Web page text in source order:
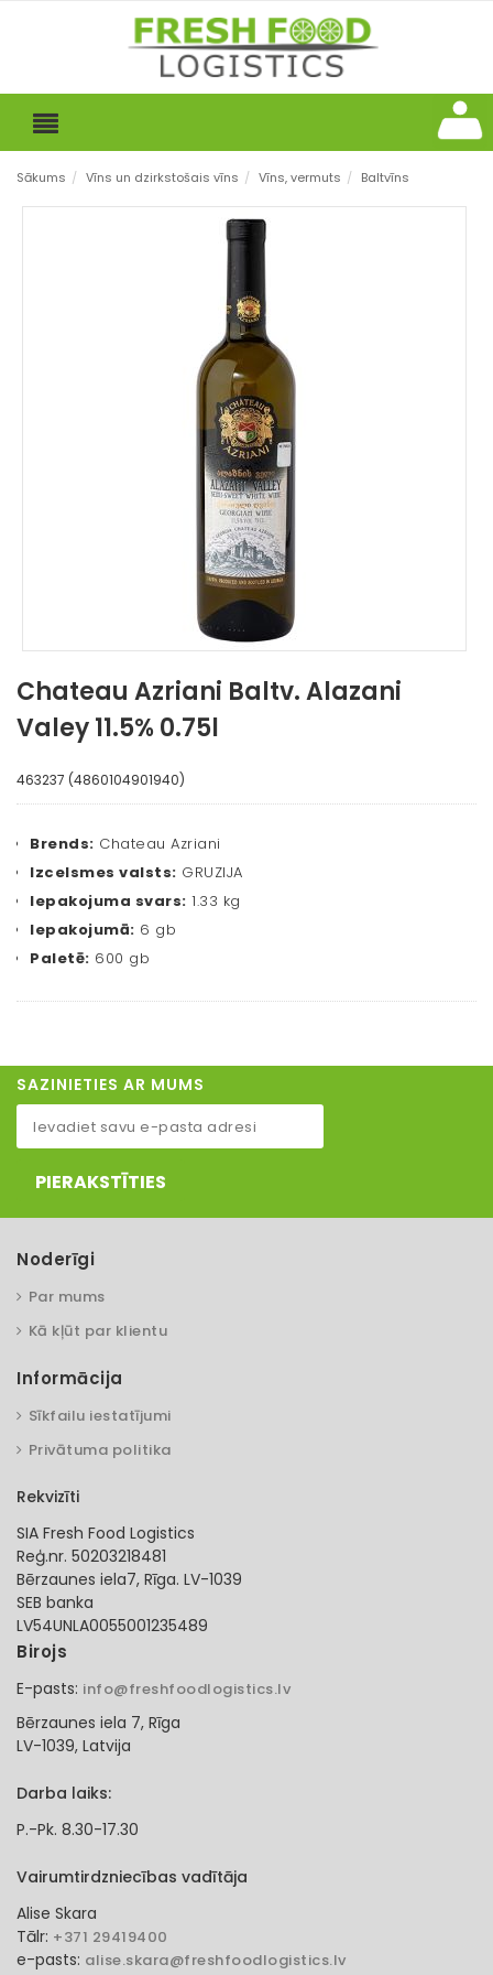
Sākums / Vīns un dzirkstošais vīns / Vīns, vermuts / Baltvīns
Chateau Azriani Baltv. Alazani
Valey 11.5% 0.75l
463237 (4860104901940)
Brends: Chateau Azriani
Izcelsmes valsts: GRUZIJA
Iepakojuma svars: 1.33 kg
Iepakojumā: 6 gb
Paletē: 600 gb
SAZINIETIES AR MUMS
PIERAKSTĪTIES
Noderīgi
Par mums
Kā kļūt par klientu
Informācija
Sīkfailu iestatījumi
Privātuma politika
Rekvizīti
SIA Fresh Food Logistics
Reģ.nr. 50203218481
Bērzaunes iela7, Rīga. LV-1039
SEB banka
LV54UNLA0055001235489
Birojs
E-pasts: info@freshfoodlogistics.lv
Bērzaunes iela 7, Rīga
LV-1039, Latvija
Darba laiks:
P.-Pk. 8.30-17.30
Vairumtirdzniecības vadītāja
Alise Skara
Tālr: +371 29419400
e-pasts: alise.skara@freshfoodlogistics.lv